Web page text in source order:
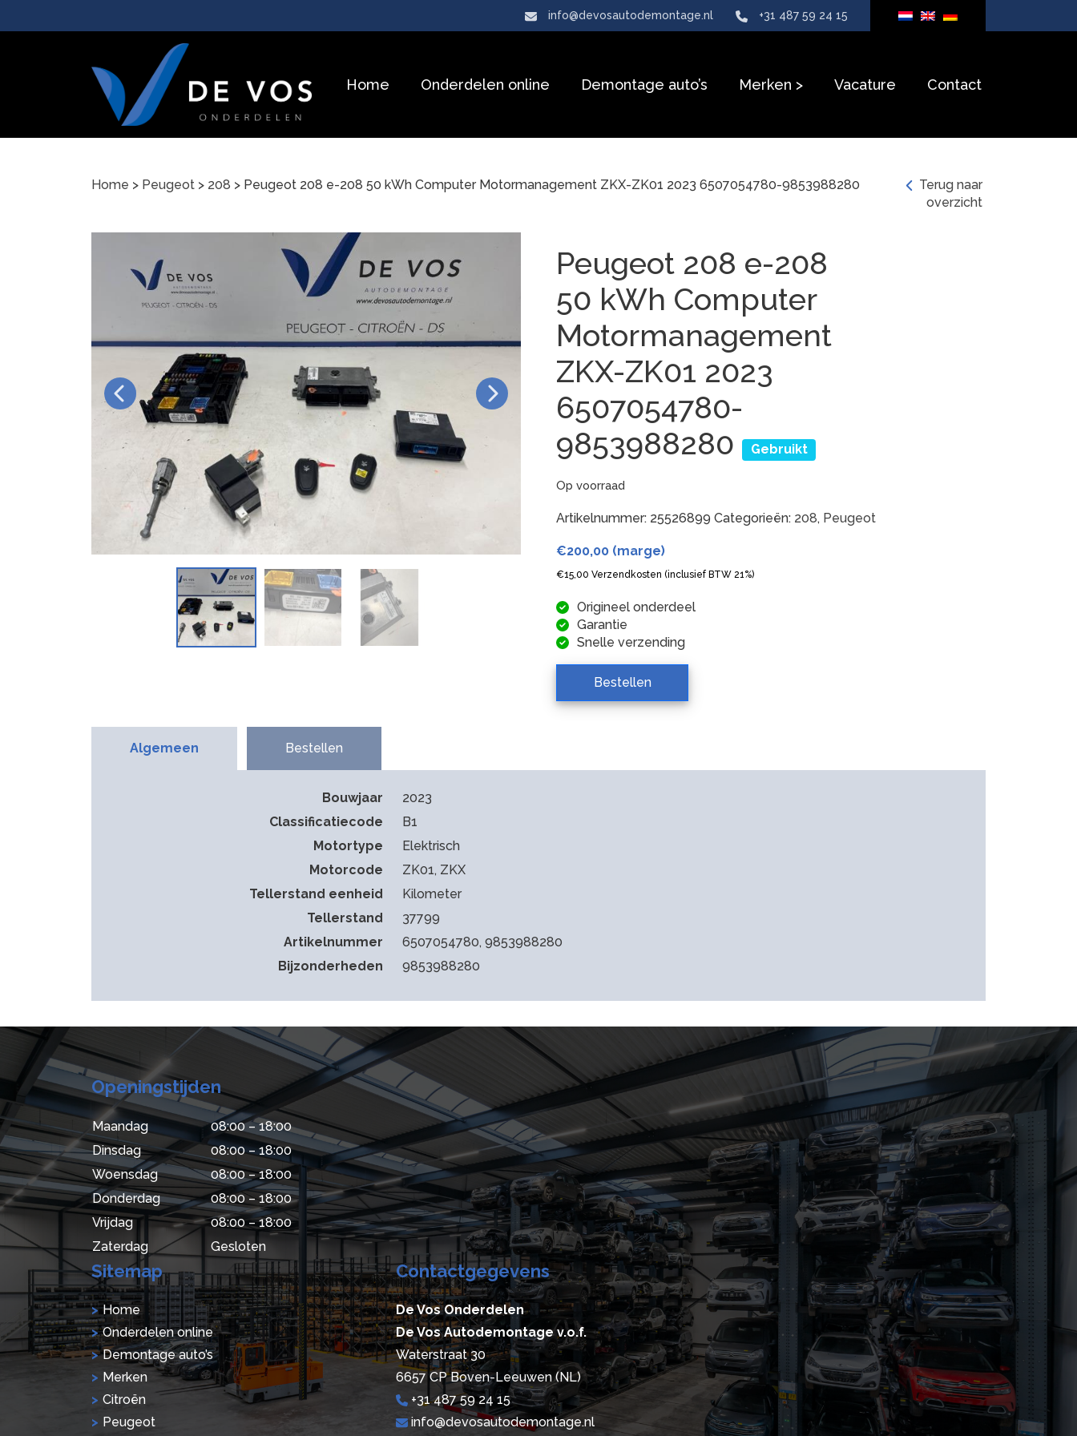
info@devosautodemontage.nl +31 487 59 24 15
Home Onderdelen online Demontage auto’s Merken Vacature Contact
Home > Peugeot > 208 > Peugeot 208 e-208 50 kWh Computer Motormanagement ZKX-ZK01 2023 6507054780-9853988280
Peugeot 208 e-208
50 kWh Computer
Motormanagement
ZKX-ZK01 2023
6507054780-
9853988280
Gebruikt
Terug naar
overzicht
Op voorraad
Artikelnummer: 25526899 Categorieën: 208, Peugeot
€200,00 (marge)
€15,00 Verzendkosten (inclusief BTW 21%)
Origineel onderdeel
Garantie
Snelle verzending
Bestellen
Algemeen Bestellen
Bouwjaar
2023
Classificatiecode
B1
Motortype
Elektrisch
Motorcode
ZK01, ZKX
Tellerstand eenheid
Kilometer
Tellerstand
37799
Artikelnummer
6507054780, 9853988280
Bijzonderheden
9853988280
Openingstijden
Maandag
08:00 – 18:00
Dinsdag
08:00 – 18:00
Woensdag
08:00 – 18:00
Donderdag
08:00 – 18:00
Vrijdag
08:00 – 18:00
Zaterdag
Gesloten
Sitemap
Home
Onderdelen online
Demontage auto’s
Merken
Citroën
Peugeot
Contactgegevens
De Vos Onderdelen
De Vos Autodemontage v.o.f.
Waterstraat 30
6657 CP Boven-Leeuwen (NL)
+31 487 59 24 15
info@devosautodemontage.nl